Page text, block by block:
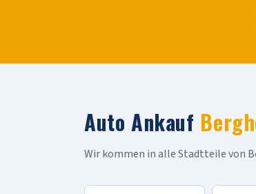
Auto Ankauf
Wir kommen in alle Stadtteile von